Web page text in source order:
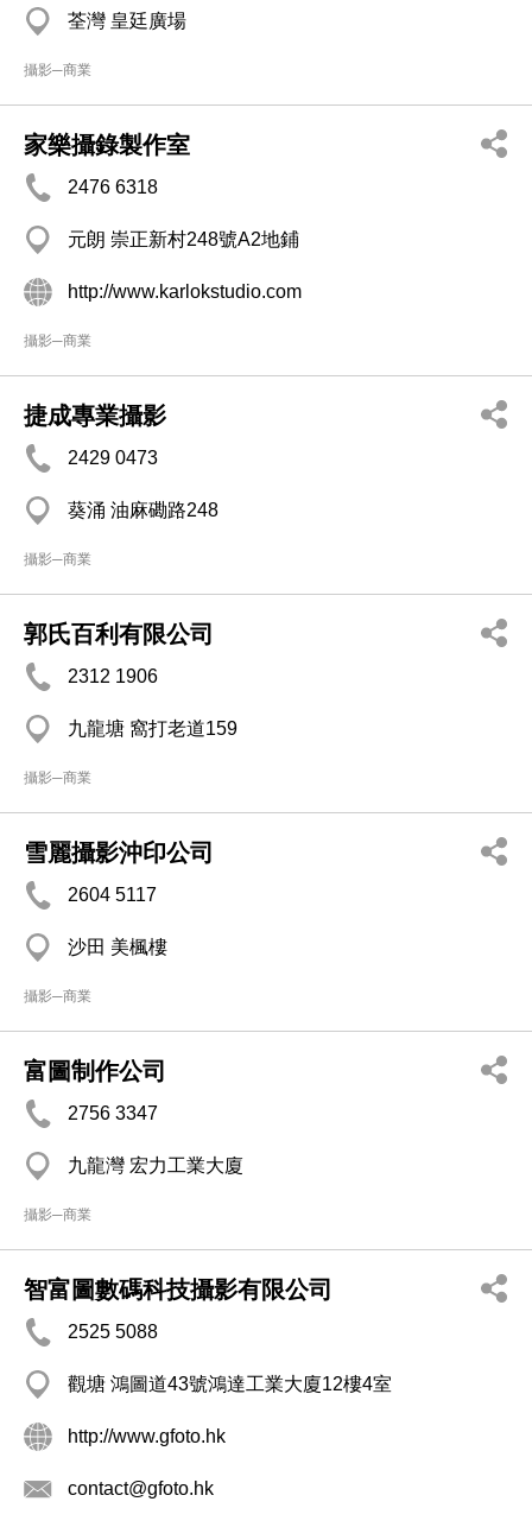
荃灣 皇廷廣場
攝影─商業
家樂攝錄製作室
2476 6318
元朗 崇正新村248號A2地鋪
http://www.karlokstudio.com
攝影─商業
捷成專業攝影
2429 0473
葵涌 油麻磡路248
攝影─商業
郭氏百利有限公司
2312 1906
九龍塘 窩打老道159
攝影─商業
雪麗攝影沖印公司
2604 5117
沙田 美楓樓
攝影─商業
富圖制作公司
2756 3347
九龍灣 宏力工業大廈
攝影─商業
智富圖數碼科技攝影有限公司
2525 5088
觀塘 鴻圖道43號鴻達工業大廈12樓4室
http://www.gfoto.hk
contact@gfoto.hk